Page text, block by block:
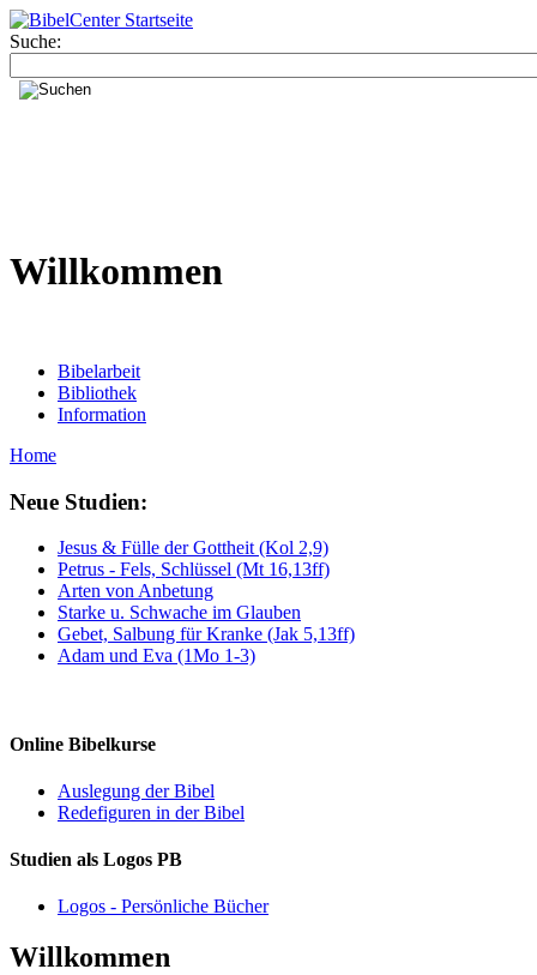
Suche:
Willkommen
Bibelarbeit
Bibliothek
Information
Home
Neue Studien:
Jesus & Fülle der Gottheit (Kol 2,9)
Petrus - Fels, Schlüssel (Mt 16,13ff)
Arten von Anbetung
Starke u. Schwache im Glauben
Gebet, Salbung für Kranke (Jak 5,13ff)
Adam und Eva (1Mo 1-3)
Online Bibelkurse
Auslegung der Bibel
Redefiguren in der Bibel
Studien als Logos PB
Logos - Persönliche Bücher
Willkommen